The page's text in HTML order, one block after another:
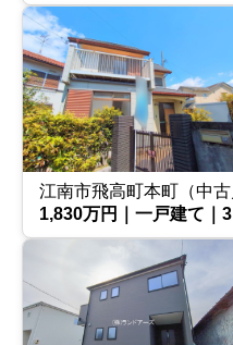
江南市飛高町本町（中古
1,830万円｜一戸建て｜